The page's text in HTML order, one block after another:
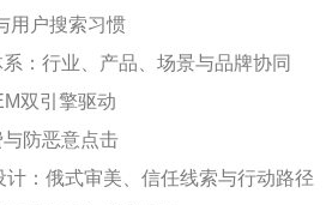
用户搜索习惯
：行业、产品、场景与品牌协同
双引擎驱动
与防恶意点击
计：俄式审美、信任线索与行动路径